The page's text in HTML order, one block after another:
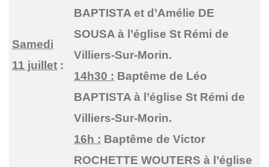
Samedi
11 juillet :
BAPTISTA et d’Amélie DE
SOUSA à l’église St Rémi de
Villiers-Sur-Morin.
14h30 : Baptême de Léo
BAPTISTA à l’église St Rémi de
Villiers-Sur-Morin.
16h : Baptême de Victor
ROCHETTE WOUTERS à l’église